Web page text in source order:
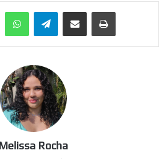
PinterestWhatsAppTelegramCompartilhar via e-mail Imprimir
Melissa Rocha